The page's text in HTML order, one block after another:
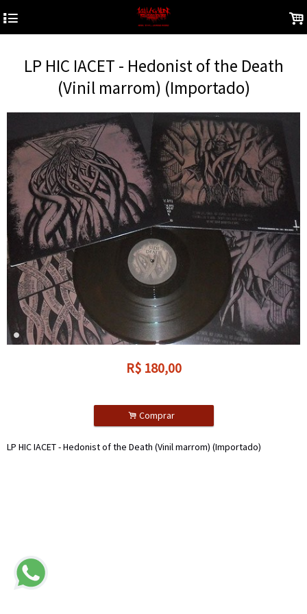
4 .
LP HIC IACET - Hedonist of the Death
(Vinil marrom) (Importado)
R$ 180,00
. Comprar
LP HIC IACET - Hedonist of the Death (Vinil marrom) (Importado)